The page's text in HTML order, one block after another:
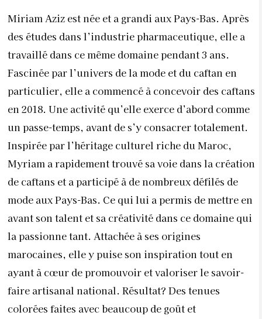
Miriam Aziz est née et a grandi aux Pays-Bas. Après
des études dans l’industrie pharmaceutique, elle a
travaillé dans ce même domaine pendant 3 ans.
Fascinée par l’univers de la mode et du caftan en
particulier, elle a commencé à concevoir des caftans
en 2018. Une activité qu’elle exerce d’abord comme
un passe-temps, avant de s’y consacrer totalement.
Inspirée par l’héritage culturel riche du Maroc,
Myriam a rapidement trouvé sa voie dans la création
de caftans et a participé à de nombreux défilés de
mode aux Pays-Bas. Ce qui lui a permis de mettre en
avant son talent et sa créativité dans ce domaine qui
la passionne tant. Attachée à ses origines
marocaines, elle y puise son inspiration tout en
ayant à cœur de promouvoir et valoriser le savoir-
faire artisanal national. Résultat? Des tenues
colorées faites avec beaucoup de goût et